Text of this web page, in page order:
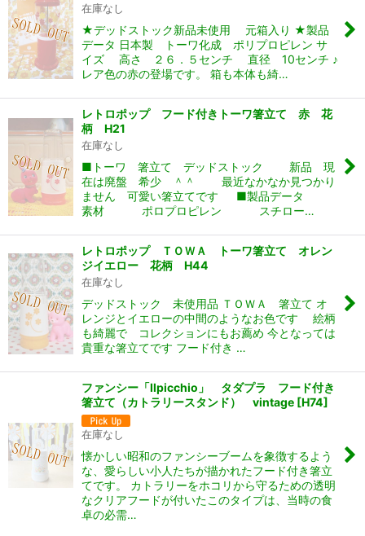
在庫なし
★デッドストック新品未使用 元箱入り ★製品
データ 日本製 トーワ化成 ポリプロピレン サ
イズ 高さ ２６．５センチ 直径 10センチ ♪
レア色の赤の登場です。 箱も本体も綺…
レトロポップ フード付きトーワ箸立て 赤 花
柄 H21
在庫なし
■トーワ 箸立て デッドストック 新品 現
在は廃盤 希少 ＾＾ 最近なかなか見つかり
ません 可愛い箸立てです ■製品データ
素材 ポロプロピレン スチロー…
レトロポップ ＴＯＷＡ トーワ箸立て オレン
ジイエロー 花柄 H44
在庫なし
デッドストック 未使用品 ＴＯＷＡ 箸立て オ
レンジとイエローの中間のようなお色です 絵柄
も綺麗で コレクションにもお薦め 今となっては
貴重な箸立てです フード付き …
ファンシー「Ilpicchio」 タダプラ フード付き
箸立て（カトラリースタンド） vintage [H74]
在庫なし
懐かしい昭和のファンシーブームを象徴するよう
な、愛らしい小人たちが描かれたフード付き箸立
てです。 カトラリーをホコリから守るための透明
なクリアフードが付いたこのタイプは、当時の食
卓の必需…